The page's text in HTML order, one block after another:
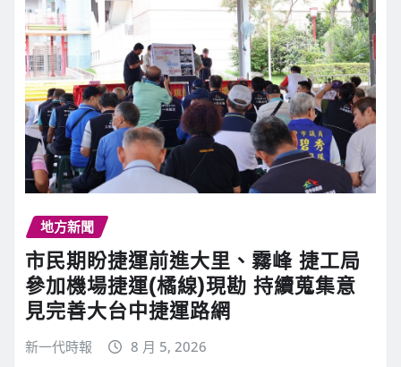
地方新聞
市民期盼捷運前進大里、霧峰 捷工局
參加機場捷運(橘線)現勘 持續蒐集意
見完善大台中捷運路網
新一代時報 8 月 5, 2026